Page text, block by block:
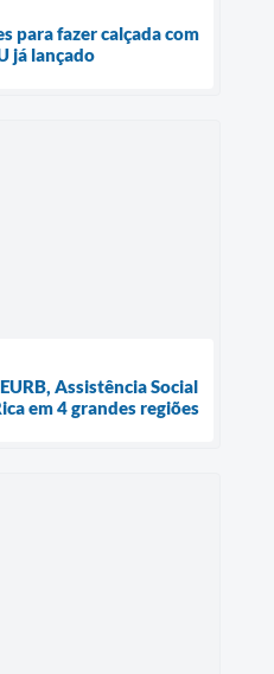
para fazer calçada com
já lançado
Assistência Social
em 4 grandes regiões